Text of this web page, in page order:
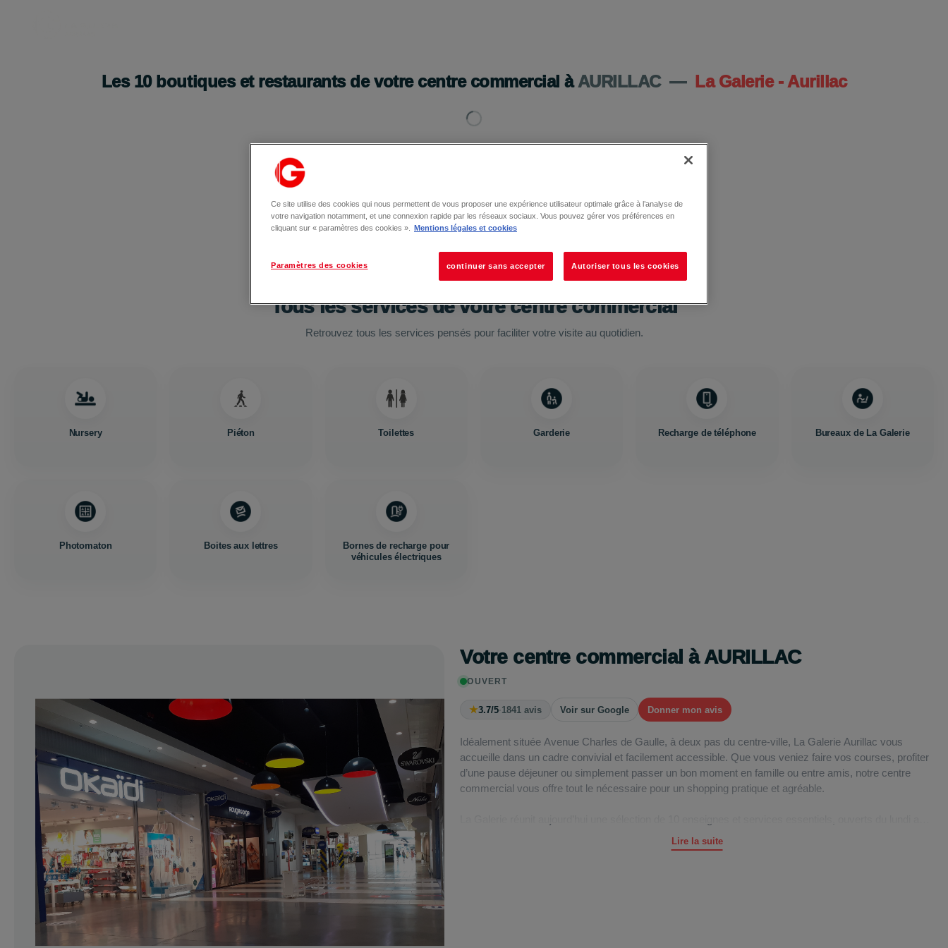
Les 10boutiques et restaurants de votre centre commercial àAURILLAC — La Galerie - Aurillac
Tous les services de votre centre commercial
Retrouvez tous les services pensés pour faciliter votre visite au quotidien.
Nursery Piéton Toilettes Garderie Recharge de téléphone Bureaux de La Galerie
Photomaton Boites aux lettres
Bornes de recharge pour
véhicules électriques
Votre centre commercial à AURILLAC
OUVERT
★3.7/5· 1841 avis Voir sur Google Donner mon avis
Idéalement située Avenue Charles de Gaulle, à deux pas du centre-ville, La Galerie Aurillac vous
accueille dans un cadre convivial et facilement accessible. Que vous veniez faire vos courses, profiter
d’une pause déjeuner ou simplement passer un bon moment en famille ou entre amis, notre centre
commercial vous offre tout le nécessaire pour un shopping pratique et agréable.
samedi de 9h à 19h30. Vous y trouverez notamment : Bar le XVème, Bouygues Telecom, Crescendo,
Crédit Agricole, Mister Minit, Pizza Vival, RougeGorge, Visagis, YES Store.
Lire la suite
Ce site utilise des cookies qui nous permettent de vous proposer une expérience utilisateur optimale grâce à l’analyse de
votre navigation notamment, et une connexion rapide par les réseaux sociaux. Vous pouvez gérer vos préférences en
cliquant sur « paramètres des cookies ».
Mentions légales et cookies
Paramètres des cookies continuer sans accepter Autoriser tous les cookies